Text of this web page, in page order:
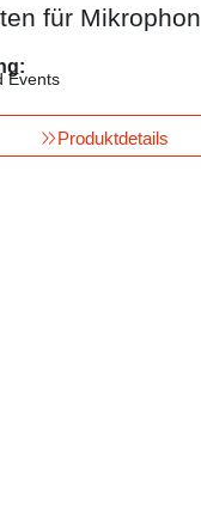
für Mikrophon
Events
Produktdetails